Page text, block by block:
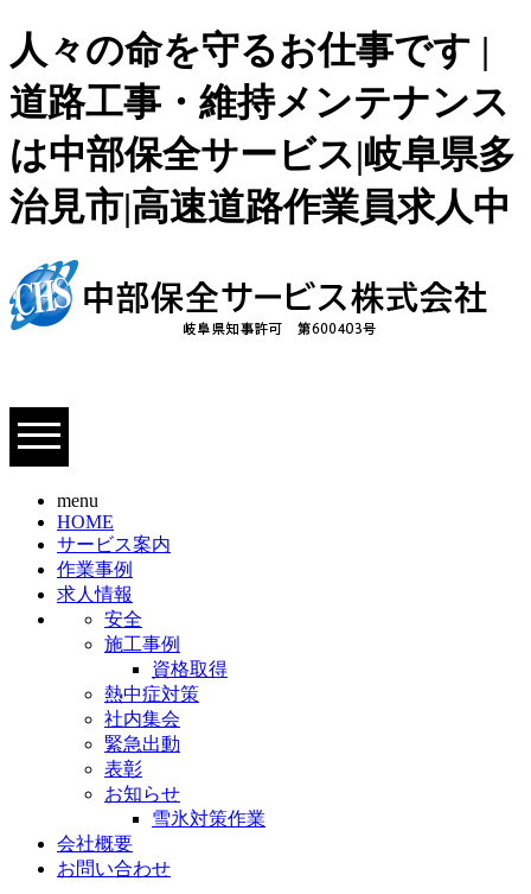
人々の命を守るお仕事です |
道路工事・維持メンテナンス
は中部保全サービス|岐阜県多
治見市|高速道路作業員求人中
menu
HOME
サービス案内
作業事例
求人情報
安全
施工事例
資格取得
熱中症対策
社内集会
緊急出動
表彰
お知らせ
雪氷対策作業
会社概要
お問い合わせ